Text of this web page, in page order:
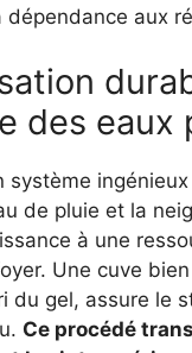
dépendance aux
des eaux
système
de pluie et la
à une
Une cuve
du gel, assure le
Ce procédé